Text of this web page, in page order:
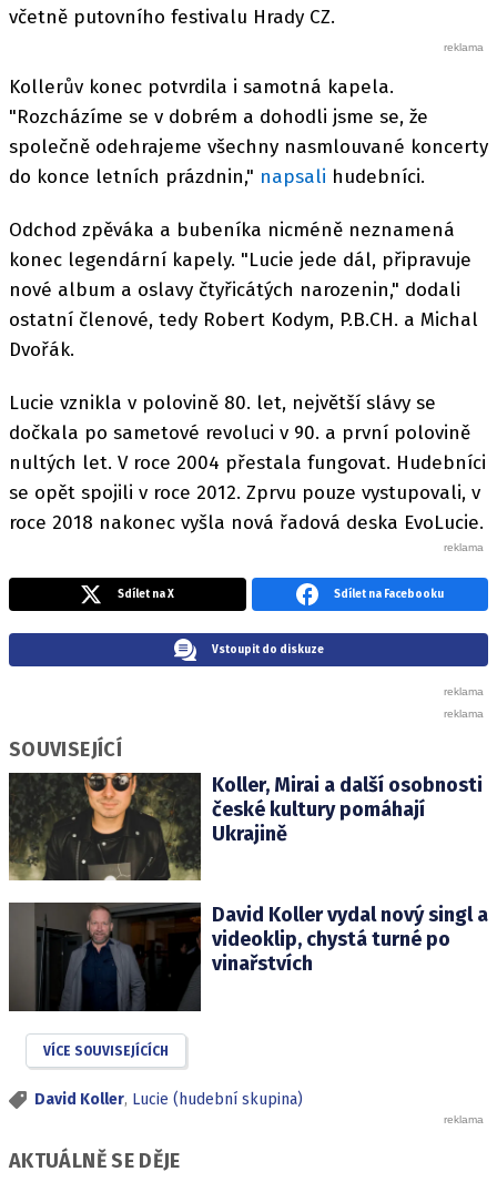
včetně putovního festivalu Hrady CZ.
Kollerův konec potvrdila i samotná kapela.
"Rozcházíme se v dobrém a dohodli jsme se, že
společně odehrajeme všechny nasmlouvané koncerty
do konce letních prázdnin," napsali hudebníci.
Odchod zpěváka a bubeníka nicméně neznamená
konec legendární kapely. "Lucie jede dál, připravuje
nové album a oslavy čtyřicátých narozenin," dodali
ostatní členové, tedy Robert Kodym, P.B.CH. a Michal
Dvořák.
Lucie vznikla v polovině 80. let, největší slávy se
dočkala po sametové revoluci v 90. a první polovině
nultých let. V roce 2004 přestala fungovat. Hudebníci
se opět spojili v roce 2012. Zprvu pouze vystupovali, v
roce 2018 nakonec vyšla nová řadová deska EvoLucie.
Sdílet na X Sdílet na Facebooku
Vstoupit do diskuze
SOUVISEJÍCÍ
Koller, Mirai a další osobnosti
české kultury pomáhají
Ukrajině
David Koller vydal nový singl a
videoklip, chystá turné po
vinařstvích
VÍCE SOUVISEJÍCÍCH
David Koller, Lucie (hudební skupina)
AKTUÁLNĚ SE DĚJE